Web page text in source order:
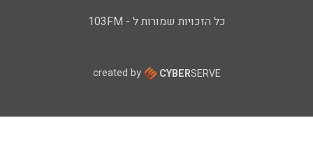
כל הזכויות שמורות ל - 103FM
created by CYBERSERVE